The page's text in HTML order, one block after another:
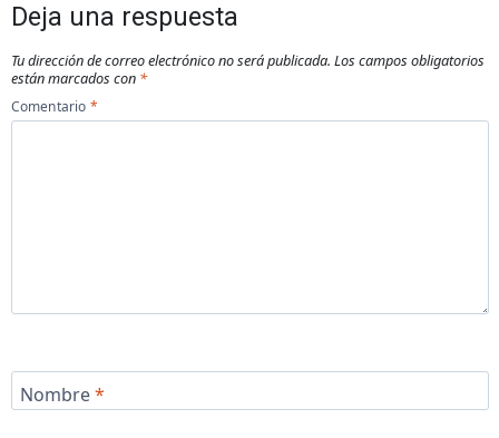
Deja una respuesta
Tu dirección de correo electrónico no será publicada. Los campos obligatorios
están marcados con *
Comentario *
Nombre*